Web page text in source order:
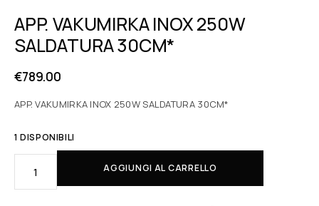
APP. VAKUMIRKA INOX 250W
SALDATURA 30CM*
€789.00
APP. VAKUMIRKA INOX 250W SALDATURA 30CM*
1 DISPONIBILI
AGGIUNGI AL CARRELLO